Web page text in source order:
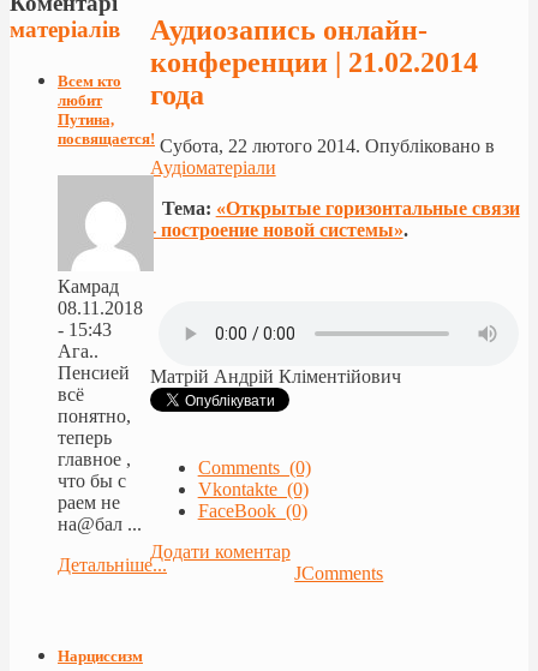
Аудиозапись онлайн-
конференции | 21.02.2014
года
Субота, 22 лютого 2014. Опубліковано в
Аудіоматеріали
Тема: «Открытые горизонтальные связи
- построение новой системы».
Матрій Андрій Кліментійович
Comments (0)
Vkontakte (0)
FaceBook (0)
Додати коментар
JComments
матеріалів
Всем кто
любит
Путина,
посвящается!
Камрад
08.11.2018
- 15:43
Ага..
Пенсией
всё
понятно,
теперь
главное ,
что бы с
раем не
на@бал ...
Детальніше...
Нарциссизм